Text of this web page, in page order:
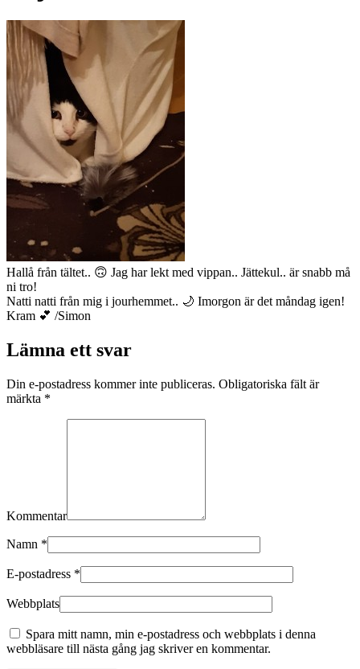
Hallå från tältet.. 🙃 Jag har lekt med vippan.. Jättekul.. är snabb må
ni tro!
Natti natti från mig i jourhemmet.. 🌙 Imorgon är det måndag igen!
Kram 💕 /Simon
Lämna ett svar
Din e-postadress kommer inte publiceras. Obligatoriska fält är
märkta *
Kommentar
Namn *
E-postadress *
Webbplats
Spara mitt namn, min e-postadress och webbplats i denna
webbläsare till nästa gång jag skriver en kommentar.